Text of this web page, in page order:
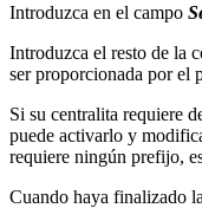
Introduzca en el campo
Introduzca el resto de la
ser proporcionada por el
Si su centralita requiere
puede activarlo y
requiere ningún prefijo,
Cuando haya finalizado